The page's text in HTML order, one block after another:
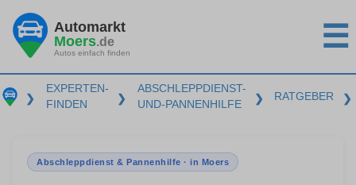
Automarkt
Moers.de
Autos einfach finden ☰
❯
EXPERTEN-
FINDEN
❯
ABSCHLEPPDIENST-
UND-PANNENHILFE
❯ RATGEBER ❯
Abschleppdienst & Pannenhilfe · in Moers